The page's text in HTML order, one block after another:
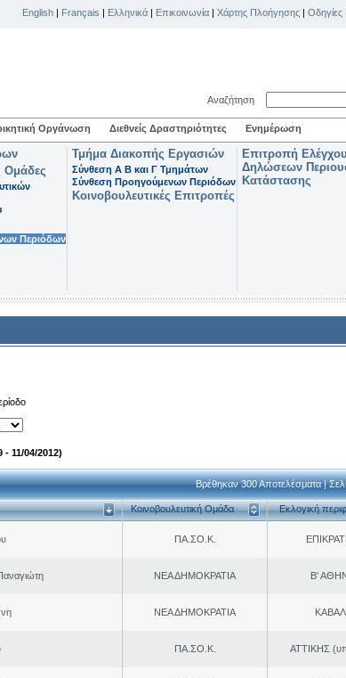
English | Français | Ελληνικά | Επικοινωνία | Χάρτης Πλοήγησης | Οδηγίες
Αναζήτηση
Οργάνωση Διεθνείς Δραστηριότητες Ενημέρωση
Ομάδες
Περιόδων
Τμήμα Διακοπής Εργασιών
Σύνθεση Α Β και Γ Τμημάτων
Σύνθεση Προηγούμενων Περιόδων
Κοινοβουλευτικές Επιτροπές
Επιτροπή Ελέγχου
Δηλώσεων
Κατάστασης
- 11/04/2012)
Βρέθηκαν 300 Αποτελέσματα |
Κοινοβουλευτική Ομάδα Εκλογική
ΠΑ.ΣΟ.Κ.
ΝΕΑ ΔΗΜΟΚΡΑΤΙΑ Β'
ΝΕΑ ΔΗΜΟΚΡΑΤΙΑ
ΠΑ.ΣΟ.Κ. ΑΤΤΙΚΗΣ